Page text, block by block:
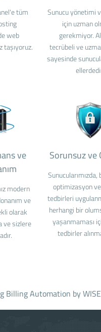
tüm
web
taşıyoruz.
Sunucu yönetimi
için uzman
gerekmiyor.
tecrübeli ve
sayesinde
ve
modern
ve
olarak
ve sizlere
Sorunsuz ve
optimizasyon
tedbirleri
herhangi bir
yaşanmaması
tedbirler
Billing Automation by